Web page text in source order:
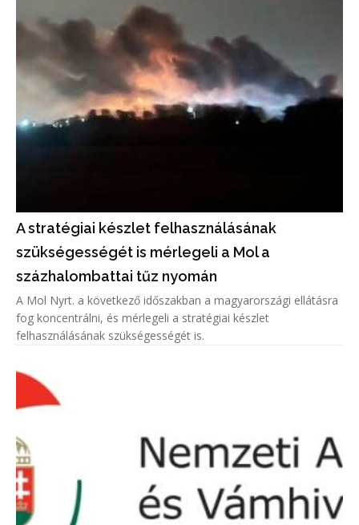
A stratégiai készlet felhasználásának
szükségességét is mérlegeli a Mol a
százhalombattai tűz nyomán
A Mol Nyrt. a következő időszakban a magyarországi ellátásra
fog koncentrálni, és mérlegeli a stratégiai készlet
felhasználásának szükségességét is.